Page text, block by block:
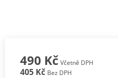
490 Kč Včetně DPH
405 Kč Bez DPH